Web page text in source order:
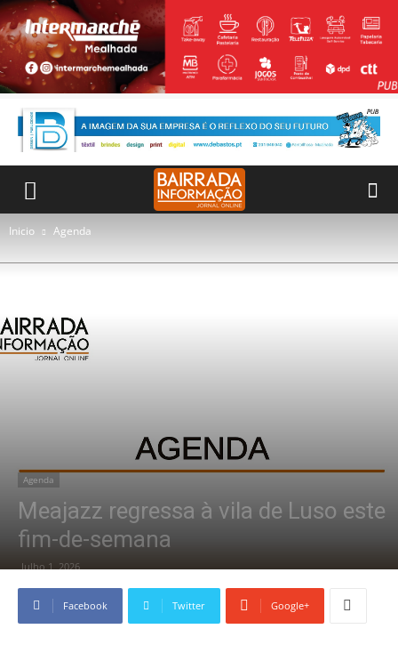
Inicio Agenda
Agenda
Meajazz regressa à vila de Luso este
fim-de-semana
Julho 1, 2026
Facebook Twitter Google+